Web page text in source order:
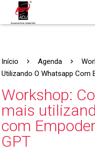
Início Agenda
Utilizando O Whatsapp Com
Workshop:
mais
com
GPT